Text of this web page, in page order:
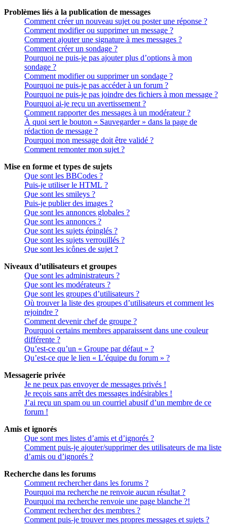
Problèmes liés à la publication de messages
Comment créer un nouveau sujet ou poster une réponse ?
Comment modifier ou supprimer un message ?
Comment ajouter une signature à mes messages ?
Comment créer un sondage ?
Pourquoi ne puis-je pas ajouter plus d’options à mon
sondage ?
Comment modifier ou supprimer un sondage ?
Pourquoi ne puis-je pas accéder à un forum ?
Pourquoi ne puis-je pas joindre des fichiers à mon message ?
Pourquoi ai-je reçu un avertissement ?
Comment rapporter des messages à un modérateur ?
À quoi sert le bouton « Sauvegarder » dans la page de
rédaction de message ?
Pourquoi mon message doit être validé ?
Comment remonter mon sujet ?
Mise en forme et types de sujets
Que sont les BBCodes ?
Puis-je utiliser le HTML ?
Que sont les smileys ?
Puis-je publier des images ?
Que sont les annonces globales ?
Que sont les annonces ?
Que sont les sujets épinglés ?
Que sont les sujets verrouillés ?
Que sont les icônes de sujet ?
Niveaux d’utilisateurs et groupes
Que sont les administrateurs ?
Que sont les modérateurs ?
Que sont les groupes d’utilisateurs ?
Où trouver la liste des groupes d’utilisateurs et comment les
rejoindre ?
Comment devenir chef de groupe ?
Pourquoi certains membres apparaissent dans une couleur
différente ?
Qu’est-ce qu’un « Groupe par défaut » ?
Qu’est-ce que le lien « L’équipe du forum » ?
Messagerie privée
Je ne peux pas envoyer de messages privés !
Je reçois sans arrêt des messages indésirables !
J’ai reçu un spam ou un courriel abusif d’un membre de ce
forum !
Amis et ignorés
Que sont mes listes d’amis et d’ignorés ?
Comment puis-je ajouter/supprimer des utilisateurs de ma liste
d’amis ou d’ignorés ?
Recherche dans les forums
Comment rechercher dans les forums ?
Pourquoi ma recherche ne renvoie aucun résultat ?
Pourquoi ma recherche renvoie une page blanche ?!
Comment rechercher des membres ?
Comment puis-je trouver mes propres messages et sujets ?